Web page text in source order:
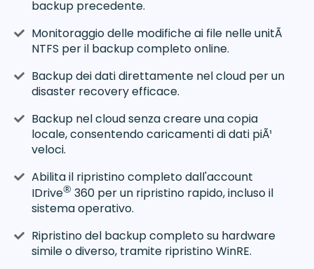
backup precedente.
Monitoraggio delle modifiche ai file nelle unitÃ
NTFS per il backup completo online.
Backup dei dati direttamente nel cloud per un
disaster recovery efficace.
Backup nel cloud senza creare una copia
locale, consentendo caricamenti di dati piÃ¹
veloci.
Abilita il ripristino completo dall'account
IDrive® 360 per un ripristino rapido, incluso il
sistema operativo.
Ripristino del backup completo su hardware
simile o diverso, tramite ripristino WinRE.